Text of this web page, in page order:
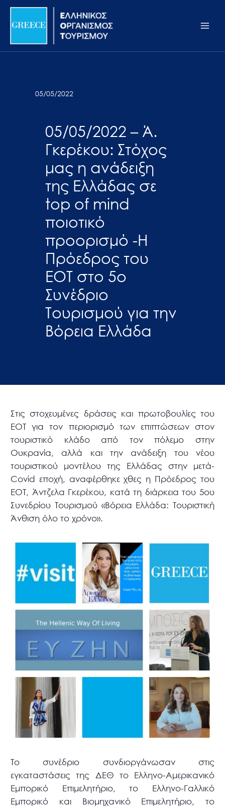
Σημείωση:
ιστότοπος
προσβασιμότητας.
Μετάβαση
περιεχόμενο
05/05/2022
05/05/2022 – Ά.
Γκερέκου: Στόχος
μας η ανάδειξη
της Ελλάδας σε
top of mind
ποιοτικό
προορισμό -Η
Πρόεδρος του
ΕΟΤ στο 5ο
Συνέδριο
Τουρισμού για την
Βόρεια Ελλάδα
Στις στοχευμένες δράσεις και πρωτοβουλίες του
ΕΟΤ για τον περιορισμό των επιπτώσεων στον
τουριστικό κλάδο από τον πόλεμο στην
Ουκρανία, αλλά και την ανάδειξη του νέου
τουριστικού μοντέλου της Ελλάδας στην μετά-
Covid εποχή, αναφέρθηκε χθες η Πρόεδρος του
ΕΟΤ, Άντζελα Γκερέκου, κατά τη διάρκεια του 5ου
Συνεδρίου Τουρισμού «Βόρεια Ελλάδα: Τουριστική
Άνθιση όλο το χρόνο».
Το συνέδριο συνδιοργάνωσαν στις
εγκαταστάσεις της ΔΕΘ το Ελληνο-Αμερικανικό
Εμπορικό Επιμελητήριο, το Ελληνο-Γαλλικό
Εμπορικό και Βιομηχανικό Επιμελητήριο, το